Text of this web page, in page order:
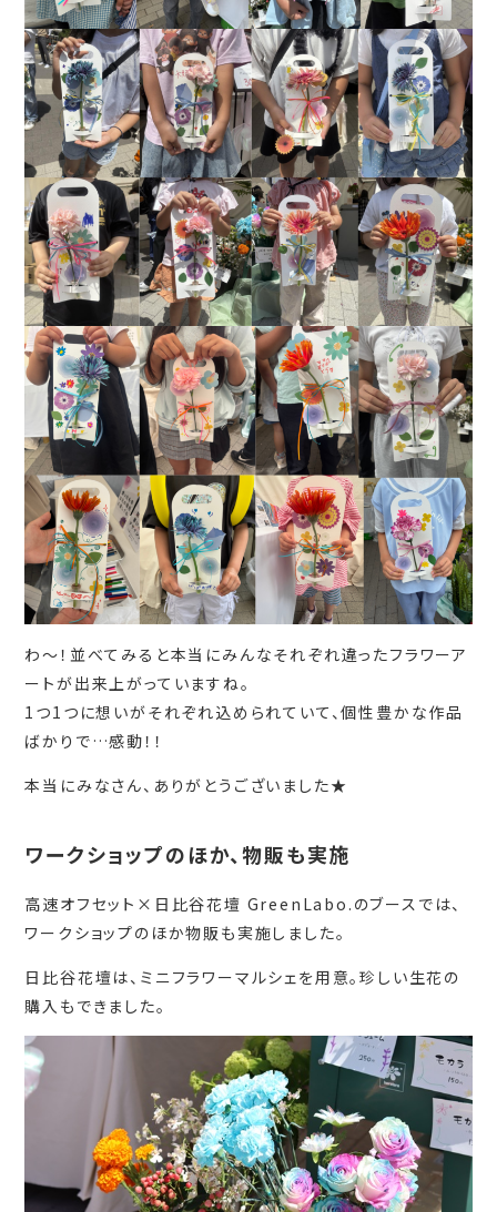
わ～！並べてみると本当にみんなそれぞれ違ったフラワーア
ートが出来上がっていますね。
1つ1つに想いがそれぞれ込められていて、個性豊かな作品
ばかりで…感動！！
本当にみなさん、ありがとうございました★
ワークショップのほか、物販も実施
高速オフセット×日比谷花壇 GreenLabo.のブースでは、
ワークショップのほか物販も実施しました。
日比谷花壇は、ミニフラワーマルシェを用意。珍しい生花の
購入もできました。